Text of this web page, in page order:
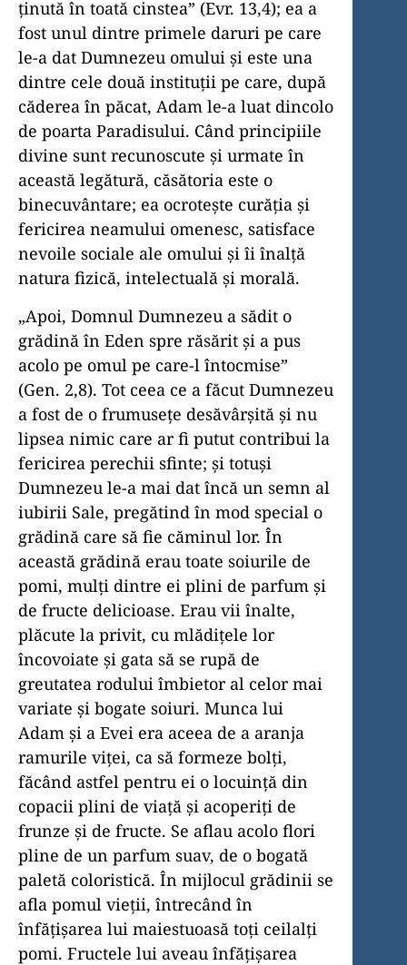
ținută în toată cinstea” (Evr. 13,4); ea a
fost unul dintre primele daruri pe care
le-a dat Dumnezeu omului și este una
dintre cele două instituții pe care, după
căderea în păcat, Adam le-a luat dincolo
de poarta Paradisului. Când principiile
divine sunt recunoscute și urmate în
această legătură, căsătoria este o
binecuvântare; ea ocrotește curăția și
fericirea neamului omenesc, satisface
nevoile sociale ale omului și îi înalță
natura fizică, intelectuală și morală.
„Apoi, Domnul Dumnezeu a sădit o
grădină în Eden spre răsărit și a pus
acolo pe omul pe care-l întocmise”
(Gen. 2,8). Tot ceea ce a făcut Dumnezeu
a fost de o frumusețe desăvârșită și nu
lipsea nimic care ar fi putut contribui la
fericirea perechii sfinte; și totuși
Dumnezeu le-a mai dat încă un semn al
iubirii Sale, pregătind în mod special o
grădină care să fie căminul lor. În
această grădină erau toate soiurile de
pomi, mulți dintre ei plini de parfum și
de fructe delicioase. Erau vii înalte,
plăcute la privit, cu mlădițele lor
încovoiate și gata să se rupă de
greutatea rodului îmbietor al celor mai
variate și bogate soiuri. Munca lui
Adam și a Evei era aceea de a aranja
ramurile viței, ca să formeze bolți,
făcând astfel pentru ei o locuință din
copacii plini de viață și acoperiți de
frunze și de fructe. Se aflau acolo flori
pline de un parfum suav, de o bogată
paletă coloristică. În mijlocul grădinii se
afla pomul vieții, întrecând în
înfățișarea lui maiestuoasă toți ceilalți
pomi. Fructele lui aveau înfățișarea